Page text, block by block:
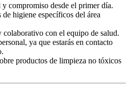
compromiso desde el primer día.
higiene específicos del área
colaborativo con el equipo de salud.
ya que estarás en contacto
productos de limpieza no tóxicos